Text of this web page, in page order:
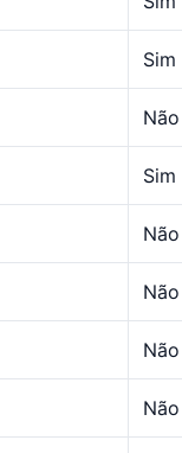
Sim
Não
Sim
Não
Não
Não
Não